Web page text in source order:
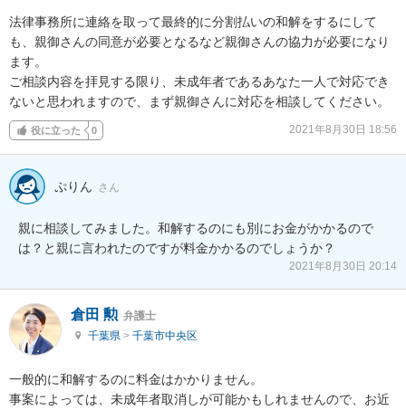
法律事務所に連絡を取って最終的に分割払いの和解をするにして
も、親御さんの同意が必要となるなど親御さんの協力が必要になり
ます。
ご相談内容を拝見する限り、未成年者であるあなた一人で対応でき
ないと思われますので、まず親御さんに対応を相談してください。
役に立った 0 2021年8月30日 18:56
ぷりん さん
親に相談してみました。和解するのにも別にお金がかかるので
は？と親に言われたのですが料金かかるのでしょうか？
2021年8月30日 20:14
倉田 勲 弁護士
千葉県 > 千葉市中央区
一般的に和解するのに料金はかかりません。
事案によっては、未成年者取消しが可能かもしれませんので、お近